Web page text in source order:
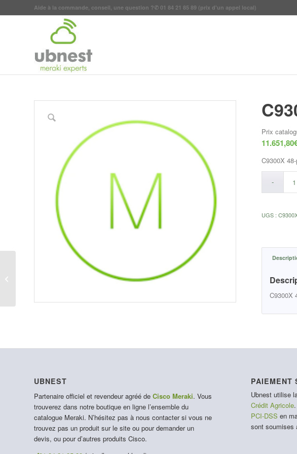
Aide à la commande, conseil, une question ?✆ 01 84 21 85 89 (prix d'un appel local)
Prix
11.651,80
C9300X
UGS :
C9300X
UBNEST
Partenaire officiel et revendeur agréé de Cisco Meraki. Vous
trouverez dans notre boutique en ligne l’ensemble du
catalogue Meraki. N’hésitez pas à nous contacter si vous ne
trouvez pas un produit sur le site ou pour demander un
devis, ou pour d’autres produits Cisco.
PAIEMENT
Ubnest utilise
Crédit Agricole.
PCI-DSS en
sont soumises